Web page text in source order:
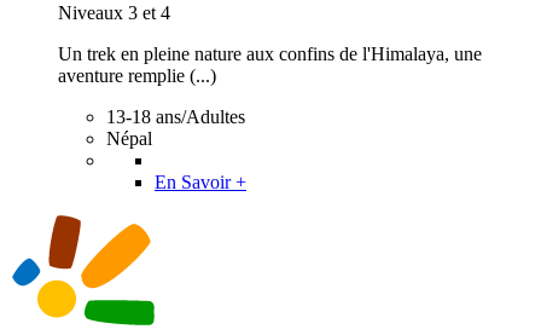
Niveaux 3 et 4
Un trek en pleine nature aux confins de l'Himalaya, une
aventure remplie (...)
13-18 ans/Adultes
Népal
En Savoir +